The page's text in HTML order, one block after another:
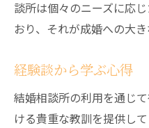
談所は個々のニーズに応
おり、それが成婚への大き
経験談から学ぶ心得
結婚相談所の利用を通じ
ける貴重な教訓を提供し